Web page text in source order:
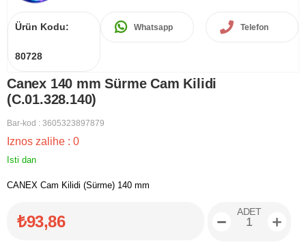
Ürün Kodu:
80728
Whatsapp Telefon
Canex 140 mm Sürme Cam Kilidi
(C.01.328.140)
Bar-kod : 3605323897879
Iznos zalihe : 0
Isti dan
CANEX Cam Kilidi (Sürme) 140 mm
₺93,86
ADET